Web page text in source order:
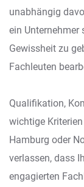
unabhängig
ein Unternehmer
Gewissheit zu
Fachleuten
Qualifikation,
wichtige
Hamburg oder
verlassen, dass
engagierten